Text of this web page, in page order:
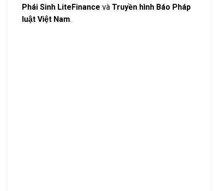
Phái Sinh LiteFinance và Truyền hình Báo Pháp
luật Việt Nam.